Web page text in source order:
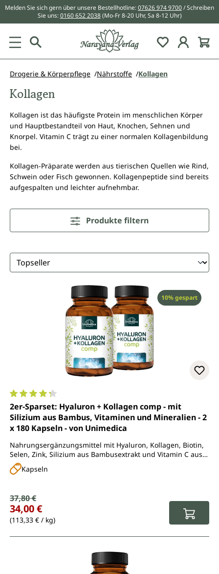
springen
Melden Sie sich gern über unsere Bestellhotline:07626 974 9700/ Schreiben
Sie uns:0160 652 2038 (Mo-Fr 8-20 Uhr, Sa 8-12 Uhr)
Du hast 0
Drogerie & Körperpflege Nährstoffe Kollagen
Kollagen
Kollagen ist das häufigste Protein im menschlichen Körper
und Hauptbestandteil von Haut, Knochen, Sehnen und
Knorpel. Vitamin C trägt zu einer normalen Kollagenbildung
bei.
Kollagen-Präparate werden aus tierischen Quellen wie Rind,
Schwein oder Fisch gewonnen. Kollagenpeptide sind bereits
aufgespalten und leichter aufnehmbar.
Produkte filtern
Rabatt
10% gespart
Durchschnittliche Bewertung von 4.2 von 5 Sternen
2er-Sparset: Hyaluron + Kollagen comp - mit
Silizium aus Bambus, Vitaminen und Mineralien - 2
x 180 Kapseln - von Unimedica
Nahrungsergänzungsmittel mit Hyaluron, Kollagen, Biotin,
Selen, Zink, Silizium aus Bambusextrakt und Vitamin C aus
Acerola
Kapseln
Verkaufspreis:
Regulärer Preis:
37,80 €
34,00 €
(113,33 € / kg)